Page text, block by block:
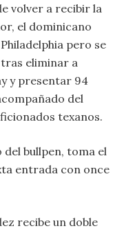
volver a recibir la
el dominicano
pero se
eliminar a
y presentar 94
del
texanos.
bullpen, toma el
entrada con once
recibe un doble